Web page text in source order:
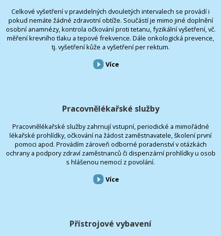
Celkové vyšetření v pravidelných dvouletých intervalech se provádí i
pokud nemáte žádné zdravotní obtíže. Součástí je mimo jiné doplnění
osobní anamnézy, kontrola očkování proti tetanu, fyzikální vyšetření, vč.
měření krevního tlaku a tepové frekvence. Dále onkologická prevence,
tj. vyšetření kůže a vyšetření per rektum.
Více
Pracovnělékařské služby
Pracovnělékařské služby zahrnují vstupní, periodické a mimořádné
lékařské prohlídky, očkování na žádost zaměstnavatele, školení první
pomoci apod. Provádím zároveň odborné poradenství v otázkách
ochrany a podpory zdraví zaměstnanců či dispenzární prohlídky u osob
s hlášenou nemocí z povolání.
Více
Přístrojové vybavení